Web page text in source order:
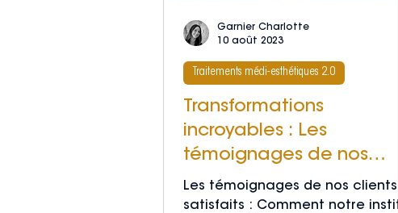
Transformations
incroyables : Les
témoignages de nos
clients satisfaits grâce à
nos traitements !
Les témoignages de nos clients
satisfaits : Comment notre
Traitements médi-esthétiques 2.0
Garnier Charlotte
10 août 2023